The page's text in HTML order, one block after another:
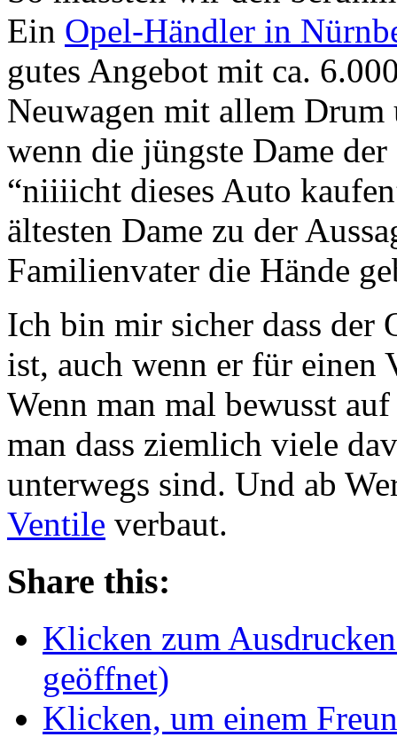
Ein Opel-Händler in
gutes Angebot mit ca.
Neuwagen mit allem
wenn die jüngste Dame
“niiiicht dieses Auto
ältesten Dame zu der
Familienvater die Hände
Ich bin mir sicher dass der
ist, auch wenn er für
Wenn man mal bewusst
man dass ziemlich viele
unterwegs sind. Und ab
Ventile verbaut.
Share this:
Klicken zum
geöffnet)
Klicken, um einem